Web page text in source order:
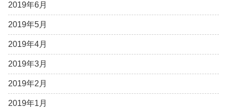
2019年6月
2019年5月
2019年4月
2019年3月
2019年2月
2019年1月